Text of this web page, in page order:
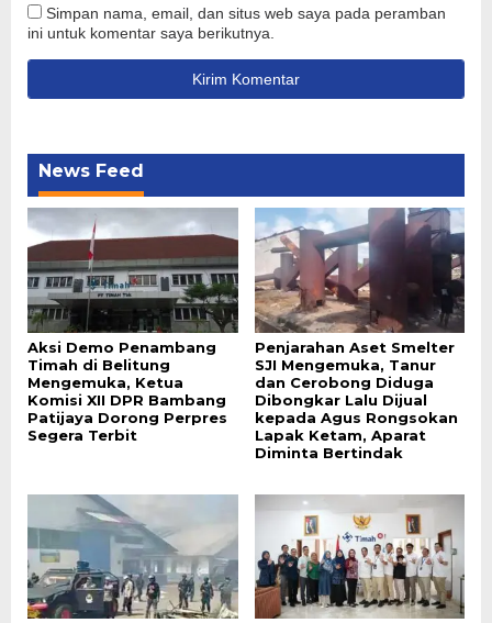
Simpan nama, email, dan situs web saya pada peramban
ini untuk komentar saya berikutnya.
News Feed
Aksi Demo Penambang
Timah di Belitung
Mengemuka, Ketua
Komisi XII DPR Bambang
Patijaya Dorong Perpres
Segera Terbit
Penjarahan Aset Smelter
SJI Mengemuka, Tanur
dan Cerobong Diduga
Dibongkar Lalu Dijual
kepada Agus Rongsokan
Lapak Ketam, Aparat
Diminta Bertindak